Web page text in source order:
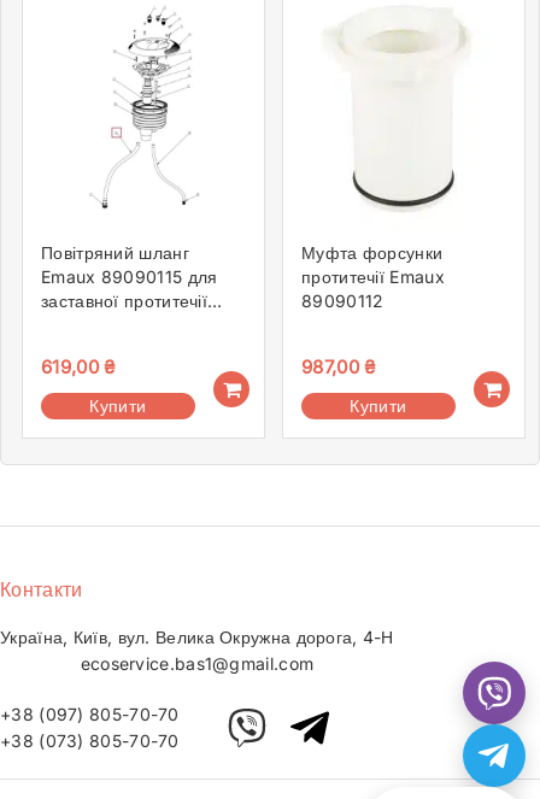
Повітряний шланг
Emaux 89090115 для
заставної протитечії
619,00₴
Купити
Муфта форсунки
протитечії Emaux
89090112
987,00₴
Купити
Контакти
Україна, Київ, вул. Велика Окружна дорога, 4-Н
ecoservice.bas1@gmail.com
+38 (097) 805-70-70
+38 (073) 805-70-70